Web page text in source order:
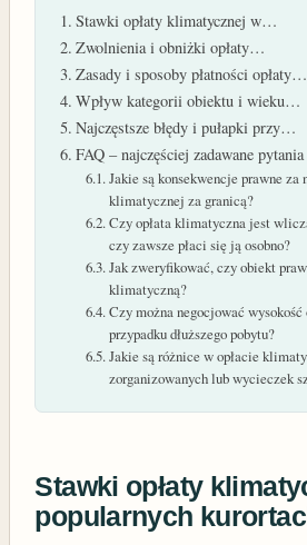
Stawki opłaty klimatycznej w…
Zwolnienia i obniżki opłaty…
Zasady i sposoby płatności opłaty…
Wpływ kategorii obiektu i wieku…
Najczęstsze błędy i pułapki przy…
FAQ – najczęściej zadawane pytania
Jakie są konsekwencje prawne za
klimatycznej za granicą?
Czy opłata klimatyczna jest
czy zawsze płaci się ją osobno?
Jak zweryfikować, czy obiekt
klimatyczną?
Czy można negocjować
przypadku dłuższego pobytu?
Jakie są różnice w opłacie
zorganizowanych lub wycieczek
Stawki opłaty
popularnych